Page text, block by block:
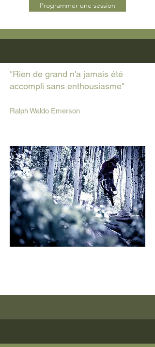
Programmer une session
"Rien de grand n'a jamais été
accompli sans enthousiasme"
Ralph Waldo Emerson